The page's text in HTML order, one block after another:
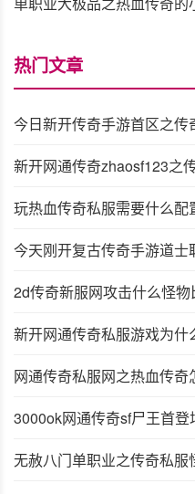
热门文章
今日新开传奇手游首区之
新开网通传奇zhaosf123之
玩热血传奇私服需要什么配
今天刚开复古传奇手游道士
2d传奇新服网攻击什么怪物
新开网通传奇私服游戏为什
网通传奇私服网之热血传奇
3000ok网通传奇sf尸王首
无赦八门单职业之传奇私服